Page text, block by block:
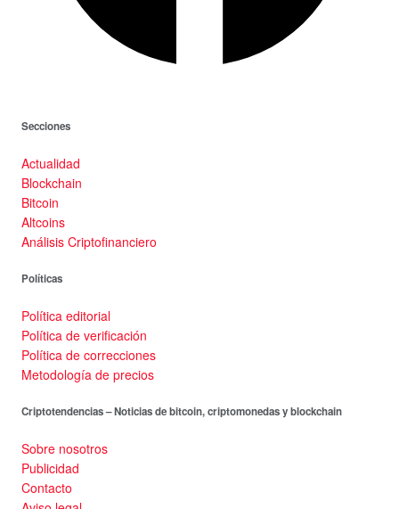
Secciones
Actualidad
Blockchain
Bitcoin
Altcoins
Análisis Criptofinanciero
Políticas
Política editorial
Política de verificación
Política de correcciones
Metodología de precios
Criptotendencias – Noticias de bitcoin, criptomonedas y blockchain
Sobre nosotros
Publicidad
Contacto